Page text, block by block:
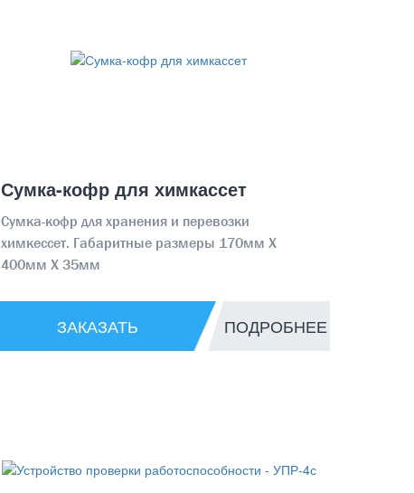
Сумка-кофр для химкассет
Сумка-кофр для хранения и перевозки
химкессет. Габаритные размеры 170мм Х
400мм Х 35мм
ЗАКАЗАТЬ ПОДРОБНЕЕ